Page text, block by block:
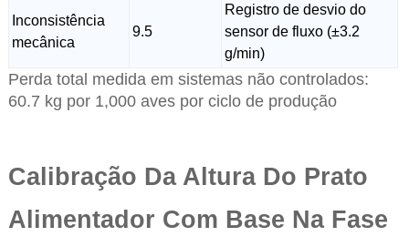
Inconsistência
mecânica
9.5
Registro de desvio do
sensor de fluxo (±3.2
g/min)
Perda total medida em sistemas não controlados:
60.7 kg por 1,000 aves por ciclo de produção
Calibração Da Altura Do Prato
Alimentador Com Base Na Fase